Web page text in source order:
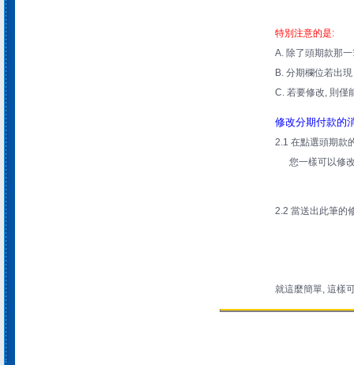
特別注意的是:
A. 除了頭期款那
B. 分期欄位若出
C. 若要修改, 則僅
修改分期付款的
2.1 在點選頭期款
您一樣可以修改
2.2 當送出此筆的
就這麼簡單, 這樣